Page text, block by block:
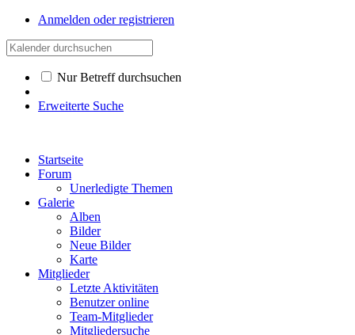
Anmelden oder registrieren
Nur Betreff durchsuchen
Erweiterte Suche
Startseite
Forum
Unerledigte Themen
Galerie
Alben
Bilder
Neue Bilder
Karte
Mitglieder
Letzte Aktivitäten
Benutzer online
Team-Mitglieder
Mitgliedersuche